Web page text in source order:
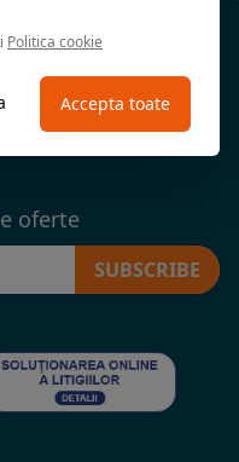
oferte
SUBSCRIBE
Politica cookie
Accepta toate